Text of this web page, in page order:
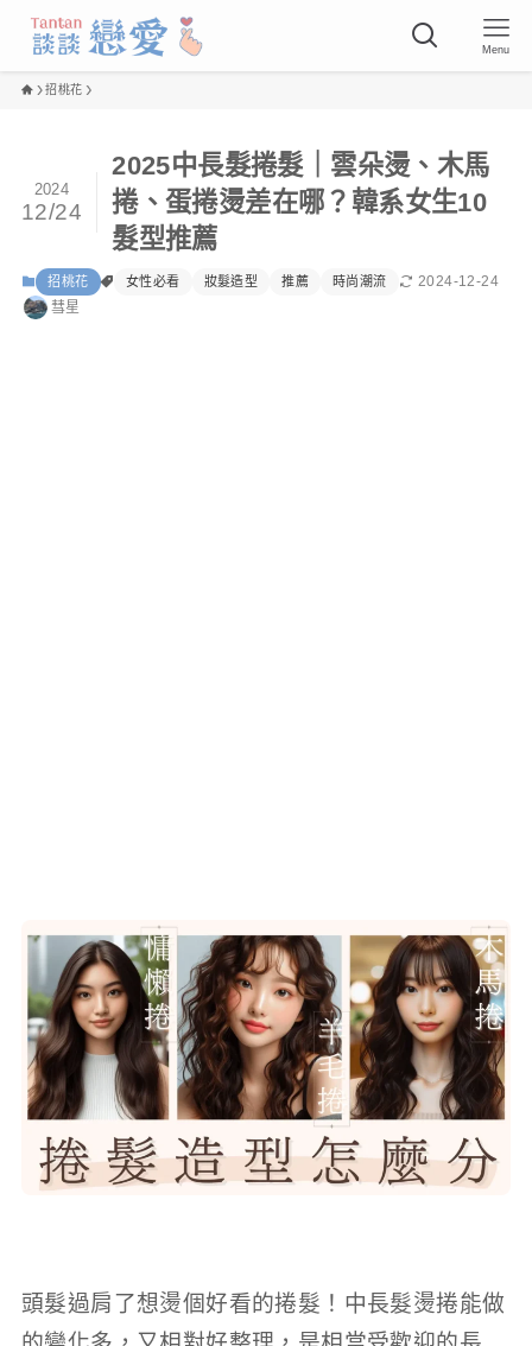
Menu
招桃花
2025中長髮捲髮｜雲朵燙、木馬
捲、蛋捲燙差在哪？韓系女生10
髮型推薦
2024
12/24
招桃花 女性必看 妝髮造型 推薦 時尚潮流
2024-12-24
彗星
頭髮過肩了想燙個好看的捲髮！中長髮燙捲能做